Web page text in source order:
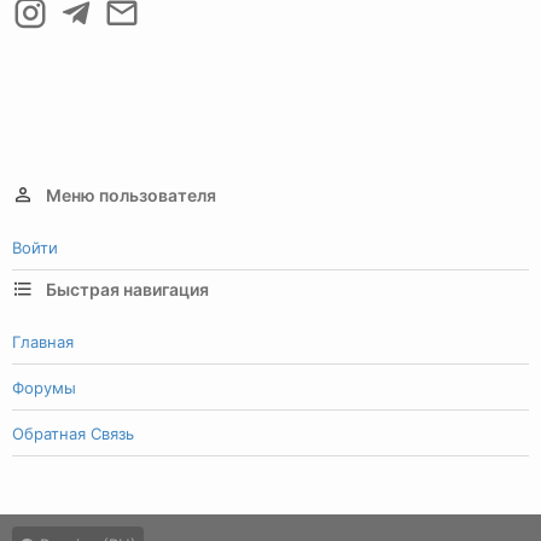
Меню пользователя
Войти
Быстрая навигация
Главная
Форумы
Обратная Связь